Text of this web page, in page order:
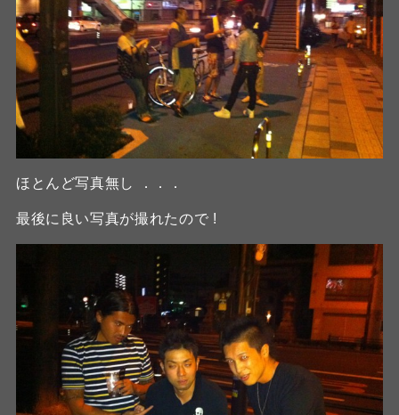
ほとんど写真無し ．．．
最後に良い写真が撮れたので !